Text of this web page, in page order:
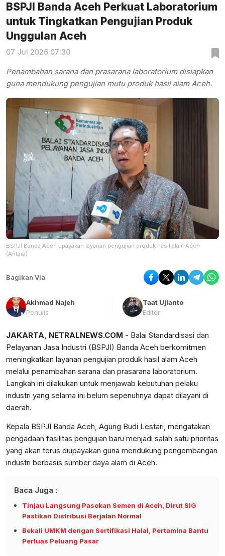
BSPJI Banda Aceh Perkuat Laboratorium
untuk Tingkatkan Pengujian Produk
Unggulan Aceh
07 Jul 2026 07:30
Penambahan sarana dan prasarana laboratorium disiapkan
guna mendukung pengujian mutu produk hasil alam Aceh.
BSPJI Banda Aceh upayakan layanan pengujian produk hasil alam Aceh
(Antara)
Bagikan Via
Akhmad Najeh
Penulis
Taat Ujianto
Editor
JAKARTA, NETRALNEWS.COM - Balai Standardisasi dan
Pelayanan Jasa Industri (BSPJI) Banda Aceh berkomitmen
meningkatkan layanan pengujian produk hasil alam Aceh
melalui penambahan sarana dan prasarana laboratorium.
Langkah ini dilakukan untuk menjawab kebutuhan pelaku
industri yang selama ini belum sepenuhnya dapat dilayani di
daerah.
Kepala BSPJI Banda Aceh, Agung Budi Lestari, mengatakan
pengadaan fasilitas pengujian baru menjadi salah satu prioritas
yang akan terus diupayakan guna mendukung pengembangan
industri berbasis sumber daya alam di Aceh.
Baca Juga :
Tinjau Langsung Pasokan Semen di Aceh, Dirut SIG
Pastikan Distribusi Berjalan Normal
Bekali UMKM dengan Sertifikasi Halal, Pertamina Bantu
Perluas Peluang Pasar